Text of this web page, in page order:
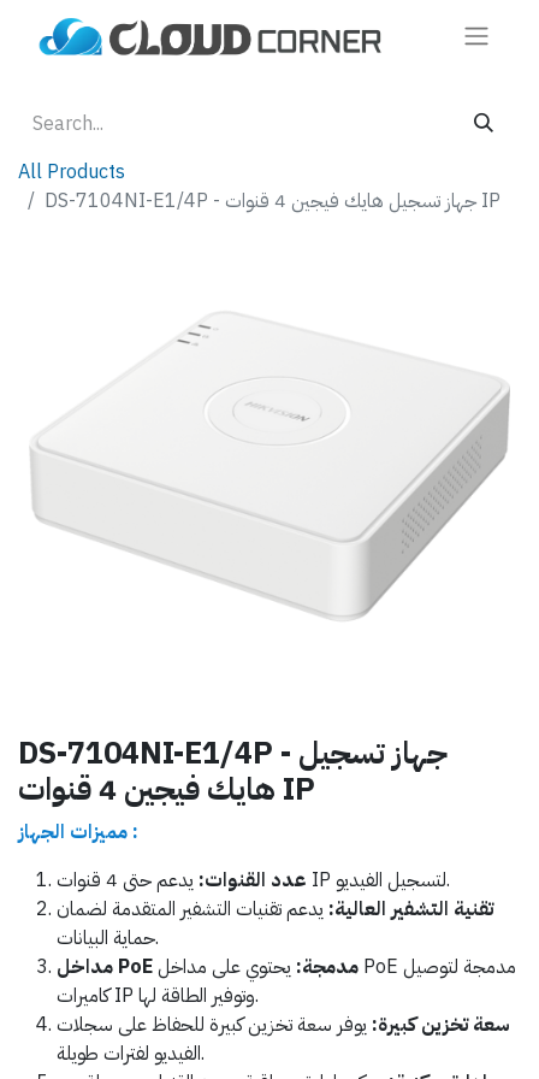
All Products
DS-7104NI-E1/4P - جهاز تسجيل هايك فيجين 4 قنوات IP
DS-7104NI-E1/4P - جهاز تسجيل
هايك فيجين 4 قنوات IP
مميزات الجهاز :
عدد القنوات:
يدعم حتى 4 قنوات IP لتسجيل الفيديو.
تقنية التشفير العالية: يدعم تقنيات التشفير المتقدمة لضمان
حماية البيانات.
مداخل PoE مدمجة: يحتوي على مداخل PoE مدمجة لتوصيل
كاميرات IP وتوفير الطاقة لها.
سعة تخزين كبيرة: يوفر سعة تخزين كبيرة للحفاظ على سجلات
الفيديو لفترات طويلة.